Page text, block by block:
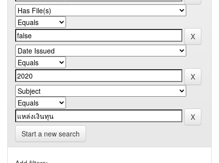
Start a new search